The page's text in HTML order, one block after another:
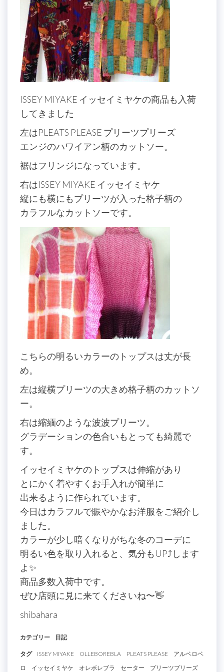
ISSEY MIYAKE イッセイミヤケの商品も入荷
してきました
左はPLEATS PLEASE プリーツプリーズ
エンジのハワイアン柄のカットソー。
裾はフリンジになっています。
右はISSEY MIYAKE イッセイミヤケ
縦にも横にもプリーツが入った格子柄の
カラフルなカットソーです。
こちらの明るいカラーのトップスは丈が長
め。
左は縦横プリーツの大きめ格子柄のカットソ
ー。
右は縮緬のような波波プリーツ。
グラデーションの色合いもとっても綺麗で
す。
イッセイミヤケのトップスは伸縮があり
とにかく着やすくお手入れが簡単に
出来るように作られています。
今日はカラフルで賑やかなお洋服をご紹介し
ました。
カラーが少し暗くなりがちな冬のコーデに
明るい色を取り入れると、気分もUP⤴︎します
よ✨
商品多数入荷中です。
ぜひ店頭に見に来てくださいね〜👋
shibahara
カテゴリー 日記
タグ ISSEY MIYAKE OLLEBOREBLA PLEATS PLEASE
アルベロベ
ロ
イッセイミヤケ オレボレブラ セーター プリーツプリーズ